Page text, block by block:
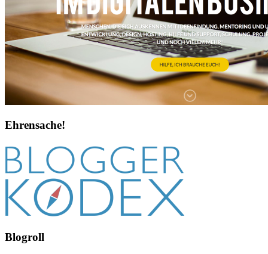
Ehrensache!
Blogroll